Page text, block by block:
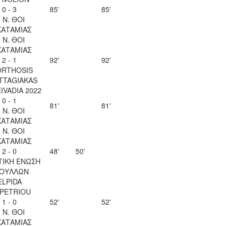
0 - 3
Ν. ΘΟΙ
85' 85'
Ν. ΘΟΙ
2 - 1
92' 92'
2022
0 - 1
Ν. ΘΟΙ
81' 81'
Ν. ΘΟΙ
2 - 0
ΕΝΩΣΗ
48' 50'
1 - 0
Ν. ΘΟΙ
52' 52'